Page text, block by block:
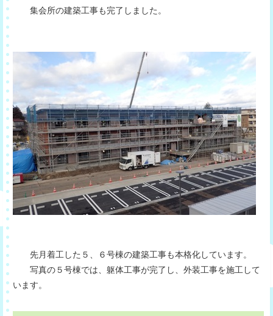
集会所の建築工事も完了しました。
先月着工した５、６号棟の建築工事も本格化しています。
写真の５号棟では、躯体工事が完了し、外装工事を施工して
います。